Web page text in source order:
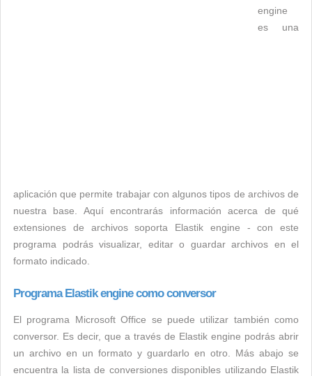
engine
es una
aplicación que permite trabajar con algunos tipos de archivos de
nuestra base. Aquí encontrarás información acerca de qué
extensiones de archivos soporta Elastik engine - con este
programa podrás visualizar, editar o guardar archivos en el
formato indicado.
Programa Elastik engine como conversor
El programa Microsoft Office se puede utilizar también como
conversor. Es decir, que a través de Elastik engine podrás abrir
un archivo en un formato y guardarlo en otro. Más abajo se
encuentra la lista de conversiones disponibles utilizando Elastik